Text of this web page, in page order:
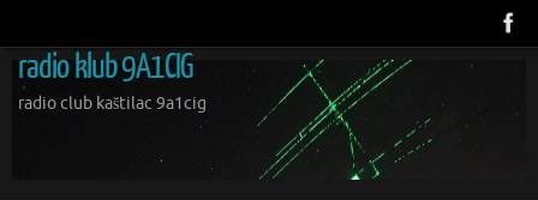
sadržaja
radio klub 9A1CIG
radio club kaštilac 9a1cig